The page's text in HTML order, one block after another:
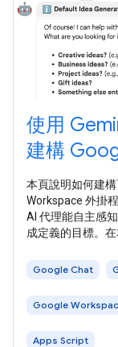
使用
建構
本頁說明如何建
Workspace 外掛
AI 代理能自主感
成定義的目標。
題。 下圖顯示架
Google Chat
Google
Apps Script